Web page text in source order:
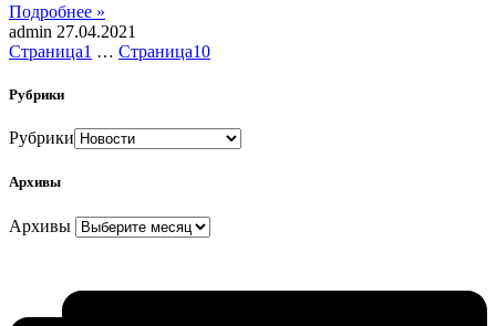
Подробнее »
admin 27.04.2021
Страница1 … Страница10
Рубрики
Рубрики
Архивы
Архивы